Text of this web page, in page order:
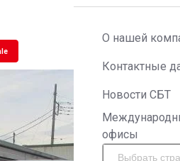
О нашей
Контактные
Новости СБТ
офисы